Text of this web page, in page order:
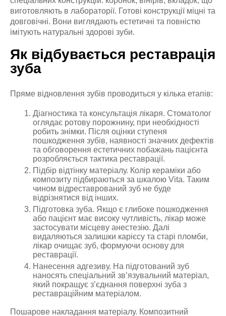
виготовляють в лабораторії. Готові конструкції міцні та
довговічні. Вони виглядають естетичні та повністю
імітують натуральні здорові зуби.
Як відбувається реставрація
зуба
Пряме відновлення зубів проводиться у кілька етапів:
Діагностика та консультація лікаря. Стоматолог
оглядає ротову порожнину, при необхідності
робить знімки. Після оцінки ступеня
пошкодження зубів, наявності значних дефектів
та обговорення естетичних побажань пацієнта
розробляється тактика реставрації.
Підбір відтінку матеріалу. Колір кераміки або
композиту підбираються за шкалою Vita. Таким
чином відреставрований зуб не буде
відрізнятися від інших.
Підготовка зуба. Якщо є глибоке пошкодження
або пацієнт має високу чутливість, лікар може
застосувати місцеву анестезію. Далі
видаляються залишки карієсу та старі пломби,
лікар очищає зуб, формуючи основу для
реставрації.
Нанесення адгезиву. На підготований зуб
наносять спеціальний звʼязувальний матеріал,
який покращує зʼєднання поверхні зуба з
реставраційним матеріалом.
Пошарове накладання матеріалу. Композитний